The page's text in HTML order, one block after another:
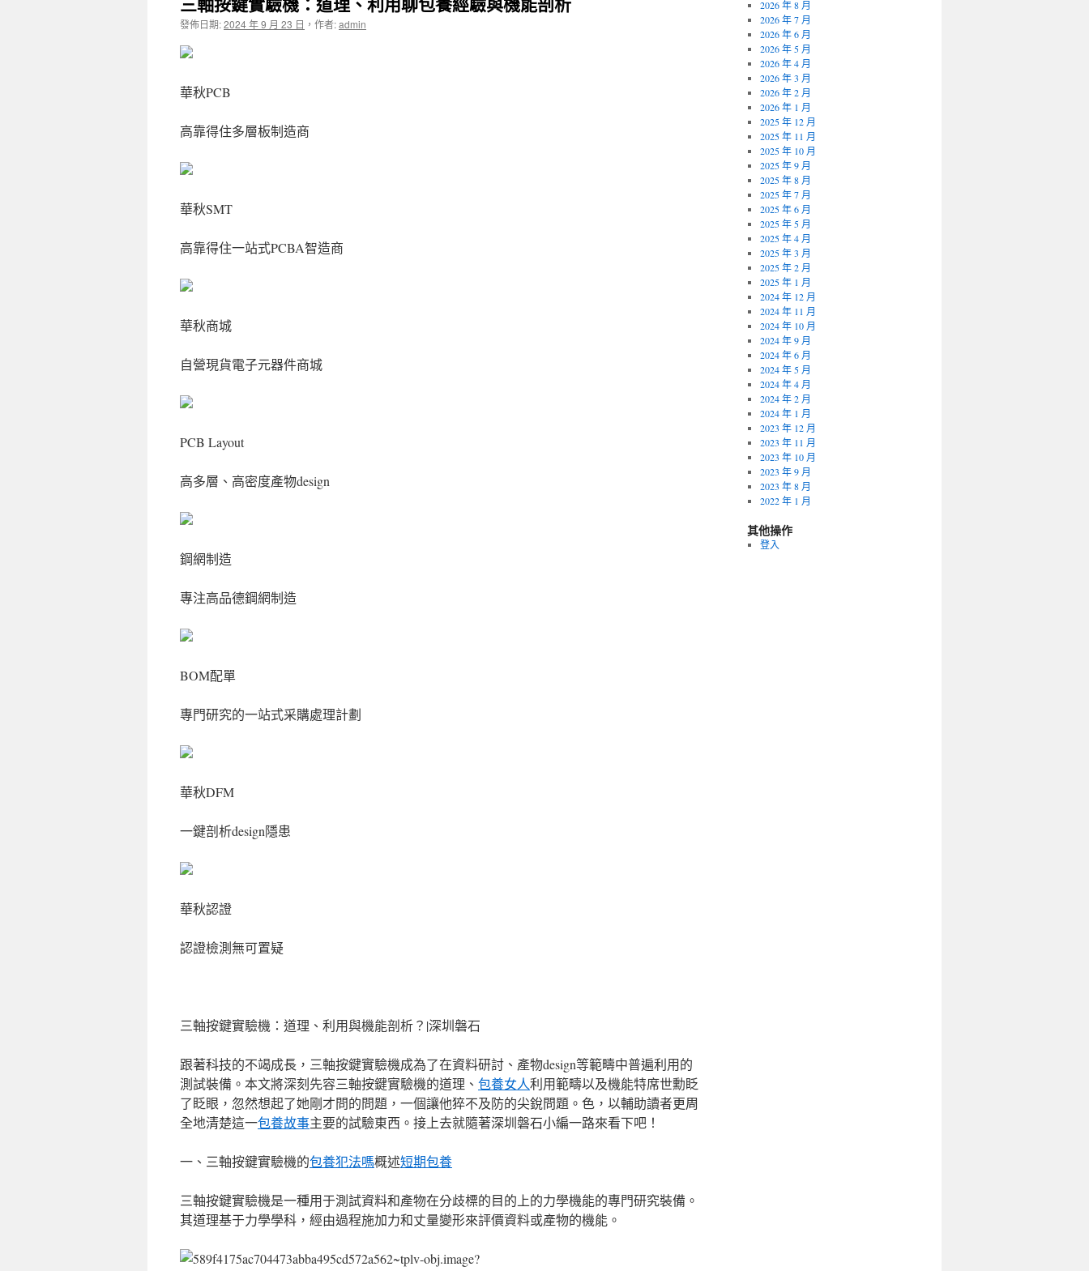
發佈日期:2024 年 9 月 23 日 ， 作者:admin
華秋PCB
高靠得住多層板制造商
華秋SMT
高靠得住一站式PCBA智造商
華秋商城
自營現貨電子元器件商城
PCB Layout
高多層、高密度產物design
鋼網制造
專注高品德鋼網制造
BOM配單
專門研究的一站式采購處理計劃
華秋DFM
一鍵剖析design隱患
華秋認證
認證檢測無可置疑
三軸按鍵實驗機：道理、利用與機能剖析？|深圳磐石
跟著科技的不竭成長，三軸按鍵實驗機成為了在資料研討、產物design等範疇中普遍利用的
測試裝備。本文將深刻先容三軸按鍵實驗機的道理、 包養女人利用範疇以及機能特席世勳眨
了眨眼，忽然想起了她剛才問的問題，一個讓他猝不及防的尖銳問題。色，以輔助讀者更周
全地清楚這一包養故事主要的試驗東西。接上去就隨著深圳磐石小編一路來看下吧！
一、三軸按鍵實驗機的包養犯法嗎概述短期包養
三軸按鍵實驗機是一種用于測試資料和產物在分歧標的目的上的力學機能的專門研究裝備。
其道理基于力學學科，經由過程施加力和丈量變形來評價資料或產物的機能。
2026 年 8 月
2026 年 7 月
2026 年 6 月
2026 年 5 月
2026 年 4 月
2026 年 3 月
2026 年 2 月
2026 年 1 月
2025 年 12 月
2025 年 11 月
2025 年 10 月
2025 年 9 月
2025 年 8 月
2025 年 7 月
2025 年 6 月
2025 年 5 月
2025 年 4 月
2025 年 3 月
2025 年 2 月
2025 年 1 月
2024 年 12 月
2024 年 11 月
2024 年 10 月
2024 年 9 月
2024 年 6 月
2024 年 5 月
2024 年 4 月
2024 年 2 月
2024 年 1 月
2023 年 12 月
2023 年 11 月
2023 年 10 月
2023 年 9 月
2023 年 8 月
2022 年 1 月
其他操作
登入